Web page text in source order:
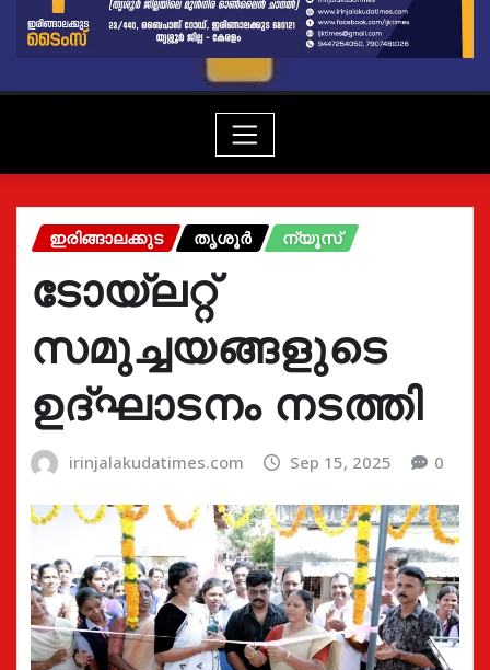
ഇരിങ്ങാലക്കുട തൃശൂർ ന്യൂസ്
ടോയ്‌ലറ്റ്
സമുച്ചയങ്ങളുടെ
ഉദ്ഘാടനം നടത്തി
irinjalakudatimes.com Sep 15, 2025 0